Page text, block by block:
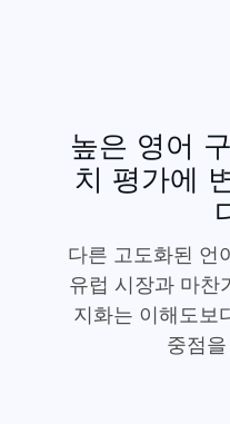
높은 영어
치 평가에
다른 고도화된 언
유럽 시장과 마찬
지화는 이해도보
중점